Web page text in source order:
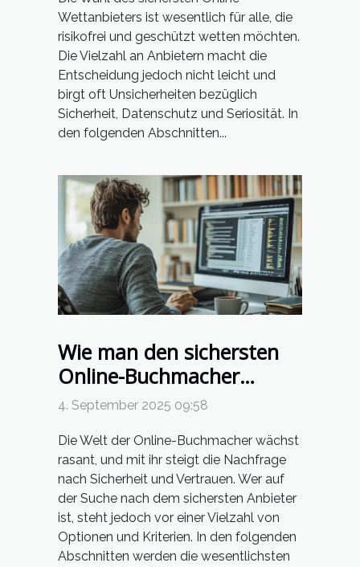
Wettanbieters ist wesentlich für alle, die
risikofrei und geschützt wetten möchten.
Die Vielzahl an Anbietern macht die
Entscheidung jedoch nicht leicht und
birgt oft Unsicherheiten bezüglich
Sicherheit, Datenschutz und Seriosität. In
den folgenden Abschnitten...
Wie man den sichersten
Online-Buchmacher
auswählt
4. September 2025 09:58
Die Welt der Online-Buchmacher wächst
rasant, und mit ihr steigt die Nachfrage
nach Sicherheit und Vertrauen. Wer auf
der Suche nach dem sichersten Anbieter
ist, steht jedoch vor einer Vielzahl von
Optionen und Kriterien. In den folgenden
Abschnitten werden die wesentlichsten